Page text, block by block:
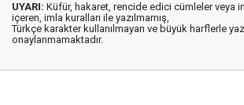
UYARI: Küfür, hakaret, rencide edici cümleler veya
içeren, imla kuralları ile yazılmamış,
Türkçe karakter kullanılmayan ve büyük harflerle
onaylanmamaktadır.